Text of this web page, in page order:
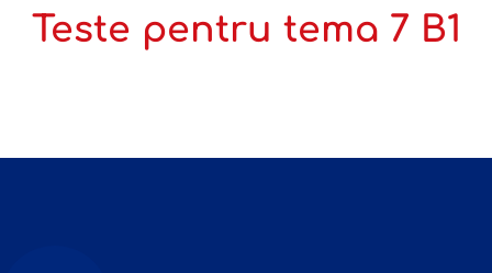
Teste pentru tema 7 B1